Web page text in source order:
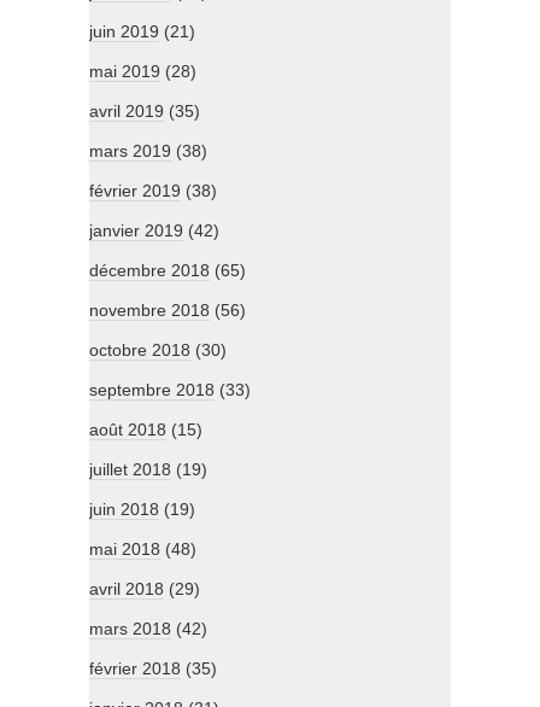
juin 2019 (21)
mai 2019 (28)
avril 2019 (35)
mars 2019 (38)
février 2019 (38)
janvier 2019 (42)
décembre 2018 (65)
novembre 2018 (56)
octobre 2018 (30)
septembre 2018 (33)
août 2018 (15)
juillet 2018 (19)
juin 2018 (19)
mai 2018 (48)
avril 2018 (29)
mars 2018 (42)
février 2018 (35)